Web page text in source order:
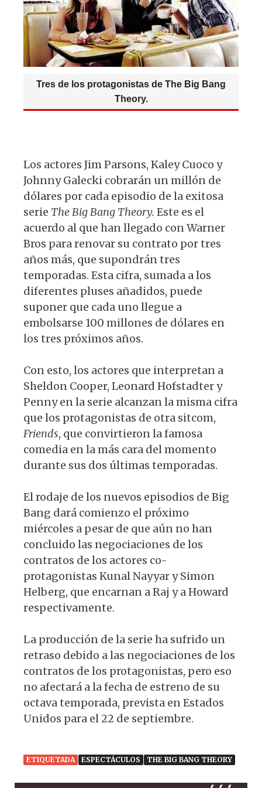
p
p
o
o
k
m
Tres de los protagonistas de The Big Bang
Theory.
Los actores Jim Parsons, Kaley Cuoco y
Johnny Galecki cobrarán un millón de
dólares por cada episodio de la exitosa
serie The Big Bang Theory. Este es el
acuerdo al que han llegado con Warner
Bros para renovar su contrato por tres
años más, que supondrán tres
temporadas. Esta cifra, sumada a los
diferentes pluses añadidos, puede
suponer que cada uno llegue a
embolsarse 100 millones de dólares en
los tres próximos años.
Con esto, los actores que interpretan a
Sheldon Cooper, Leonard Hofstadter y
Penny en la serie alcanzan la misma cifra
que los protagonistas de otra sitcom,
Friends, que convirtieron la famosa
comedia en la más cara del momento
durante sus dos últimas temporadas.
El rodaje de los nuevos episodios de Big
Bang dará comienzo el próximo
miércoles a pesar de que aún no han
concluido las negociaciones de los
contratos de los actores co-
protagonistas Kunal Nayyar y Simon
Helberg, que encarnan a Raj y a Howard
respectivamente.
La producción de la serie ha sufrido un
retraso debido a las negociaciones de los
contratos de los protagonistas, pero eso
no afectará a la fecha de estreno de su
octava temporada, prevista en Estados
Unidos para el 22 de septiembre.
ETIQUETADA ESPECTÁCULOS THE BIG BANG THEORY